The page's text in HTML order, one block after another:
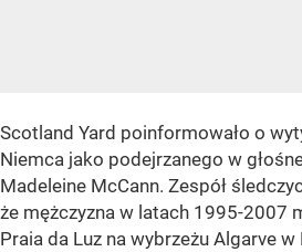
Scotland Yard poinformowało o
Niemca jako podejrzanego w
Madeleine McCann. Zespół
że mężczyzna w latach 1995-2007
Praia da Luz na wybrzeżu Algarve